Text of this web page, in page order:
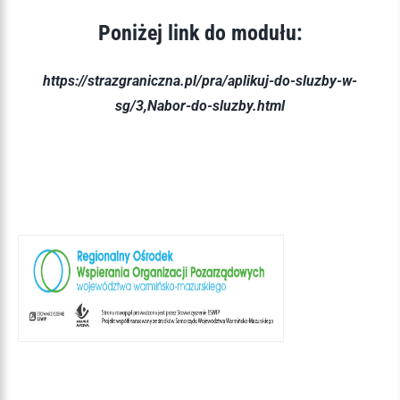
Poniżej link do modułu:
https://strazgraniczna.pl/pra/aplikuj-do-sluzby-w-
sg/3,Nabor-do-sluzby.html